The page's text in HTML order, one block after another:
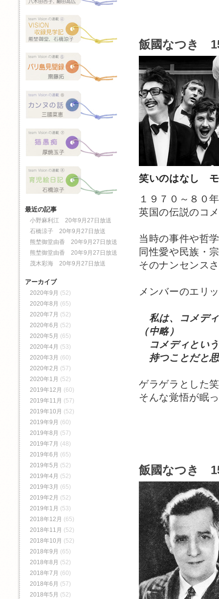
飯國なつき
笑いのはなし
１９７０～８０
英国の伝説のコ
当時の事件や哲
同性愛や民族・
そのナンセンス
メンバーのエリ
私は、コメデ
（中略）
コメディとい
持つことだと
ゲラゲラとした
そんな覚悟が眠
飯國なつき
最近の記事
小野麻利江 20年9月27日放送
石橋涼子 20年9月27日放送
熊埜御堂由香 20年9月27日放送
熊埜御堂由香 20年9月27日放送
茂木彩海 20年9月27日放送
アーカイブ
2020年9月 (52)
2020年8月 (65)
2020年7月 (52)
2020年6月 (52)
2020年5月 (65)
2020年4月 (53)
2020年3月 (60)
2020年2月 (57)
2020年1月 (52)
2019年12月 (60)
2019年11月 (57)
2019年10月 (52)
2019年9月 (60)
2019年8月 (57)
2019年7月 (48)
2019年6月 (65)
2019年5月 (52)
2019年4月 (52)
2019年3月 (65)
2019年2月 (52)
2019年1月 (53)
2018年12月 (65)
2018年11月 (52)
2018年10月 (52)
2018年9月 (65)
2018年8月 (52)
2018年7月 (60)
2018年6月 (57)
2018年5月 (52)